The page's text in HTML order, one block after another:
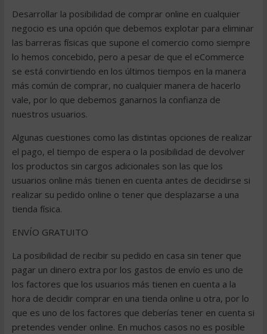
Desarrollar la posibilidad de comprar online en cualquier
negocio es una opción que debemos explotar para eliminar
las barreras físicas que supone el comercio como siempre
lo hemos concebido, pero a pesar de que el eCommerce
se está convirtiendo en los últimos tiempos en la manera
más común de comprar, no cualquier manera de hacerlo
vale, por lo que debemos ganarnos la confianza de
nuestros usuarios.
Algunas cuestiones como las distintas opciones de realizar
el pago, el tiempo de espera o la posibilidad de devolver
los productos sin cargos adicionales son las que los
usuarios online más tienen en cuenta antes de decidirse si
realizar su pedido online o tener que desplazarse a una
tienda física.
ENVÍO GRATUITO
La posibilidad de recibir su pedido en casa sin tener que
pagar un dinero extra por los gastos de envío es uno de
los factores que los usuarios más tienen en cuenta a la
hora de decidir comprar en una tienda online u otra, por lo
que es uno de los factores que deberías tener en cuenta si
pretendes vender online. En muchos casos no es posible